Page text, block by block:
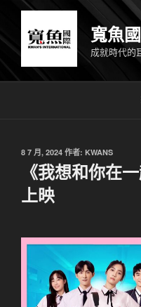
主
寬魚
成就時代的
發
8 7 月, 2024 作者: KWANS
《我想和你在
上映